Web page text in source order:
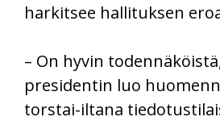
harkitsee hallituksen
– On hyvin
presidentin luo
torstai-iltana